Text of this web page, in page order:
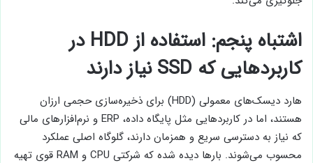
اشتباه پنجم: استفاده از HDD در
کاربردهایی که SSD نیاز دارند
هارد دیسک‌های معمولی (HDD) برای ذخیره‌سازی حجمی ارزان
هستند، اما در کاربردهایی مثل پایگاه داده، ERP و نرم‌افزارهای مالی
که نیاز به دسترسی سریع و همزمان دارند، گلوگاه اصلی عملکرد
محسوب می‌شوند. بارها دیده شده که شرکتی CPU و RAM قوی تهیه